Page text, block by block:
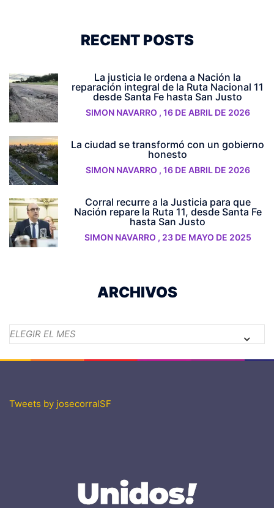
RECENT POSTS
La justicia le ordena a Nación la
reparación integral de la Ruta Nacional 11
desde Santa Fe hasta San Justo
SIMON NAVARRO , 16 DE ABRIL DE 2026
La ciudad se transformó con un gobierno
honesto
SIMON NAVARRO , 16 DE ABRIL DE 2026
Corral recurre a la Justicia para que
Nación repare la Ruta 11, desde Santa Fe
hasta San Justo
SIMON NAVARRO , 23 DE MAYO DE 2025
ARCHIVOS
Archivos
Tweets by josecorralSF